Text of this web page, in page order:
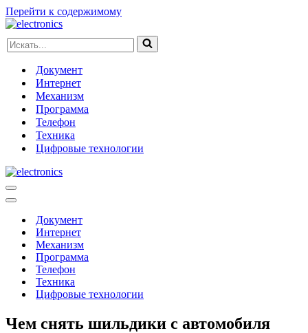
Перейти к содержимому
Искать...
Документ
Интернет
Механизм
Программа
Телефон
Техника
Цифровые технологии
Меню
навигации
Меню
навигацииДокумент
Интернет
Механизм
Программа
Телефон
Техника
Цифровые технологии
Чем снять шильдики с автомобиля